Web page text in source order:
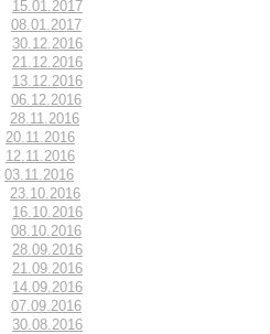
15.01.2017
08.01.2017
30.12.2016
21.12.2016
13.12.2016
06.12.2016
28.11.2016
20.11.2016
12.11.2016
03.11.2016
23.10.2016
16.10.2016
08.10.2016
28.09.2016
21.09.2016
14.09.2016
07.09.2016
30.08.2016